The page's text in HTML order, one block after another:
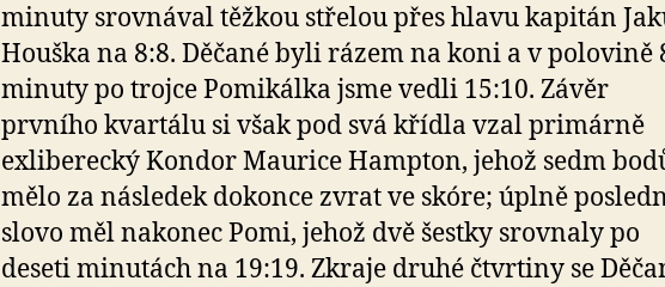
minuty srovnával těžkou střelou přes hlavu kapitán
Houška na 8:8. Děčané byli rázem na koni a v polovině
minuty po trojce Pomikálka jsme vedli 15:10. Závěr
prvního kvartálu si však pod svá křídla vzal primárně
exliberecký Kondor Maurice Hampton, jehož sedm
mělo za následek dokonce zvrat ve skóre; úplně
slovo měl nakonec Pomi, jehož dvě šestky srovnaly po
deseti minutách na 19:19. Zkraje druhé čtvrtiny se